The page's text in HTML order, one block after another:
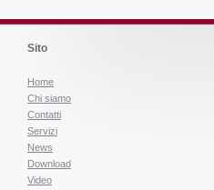
Sito
Home
Chi siamo
Contatti
Servizi
News
Download
Video